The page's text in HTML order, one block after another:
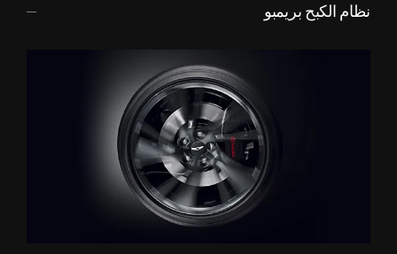
نظام الكبح بريمبو